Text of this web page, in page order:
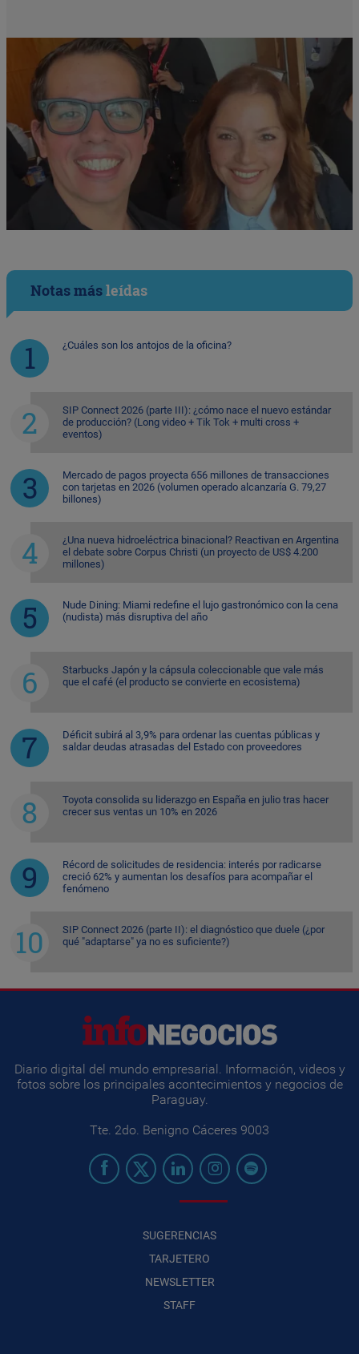
Notas másleídas
¿Cuáles son los antojos de la oficina?
SIP Connect 2026 (parte III): ¿cómo nace el nuevo estándar
de producción? (Long video + Tik Tok + multi cross +
eventos)
Mercado de pagos proyecta 656 millones de transacciones
con tarjetas en 2026 (volumen operado alcanzaría G. 79,27
billones)
¿Una nueva hidroeléctrica binacional? Reactivan en Argentina
el debate sobre Corpus Christi (un proyecto de US$ 4.200
millones)
Nude Dining: Miami redefine el lujo gastronómico con la cena
(nudista) más disruptiva del año
Starbucks Japón y la cápsula coleccionable que vale más
que el café (el producto se convierte en ecosistema)
Déficit subirá al 3,9% para ordenar las cuentas públicas y
saldar deudas atrasadas del Estado con proveedores
Toyota consolida su liderazgo en España en julio tras hacer
crecer sus ventas un 10% en 2026
Récord de solicitudes de residencia: interés por radicarse
creció 62% y aumentan los desafíos para acompañar el
fenómeno
SIP Connect 2026 (parte II): el diagnóstico que duele (¿por
qué "adaptarse" ya no es suficiente?)
Diario digital del mundo empresarial. Información, videos y
fotos sobre los principales acontecimientos y negocios de
Paraguay.
Tte. 2do. Benigno Cáceres 9003
SUGERENCIAS
TARJETERO
NEWSLETTER
STAFF